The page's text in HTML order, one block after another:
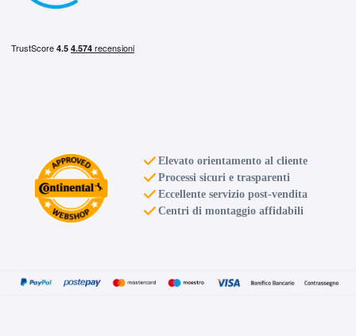
AVUS AC-518 Hyper
ET47 5x112
Silver 5 fori 15" 6X15
ET45 5x114.3
Foro centrale: 73.1mm
Disponibile
Silver 5 fori 15" 6X15
Elevato orientamento al cliente
Processi sicuri e trasparenti
Eccellente servizio post-vendita
Centri di montaggio affidabili